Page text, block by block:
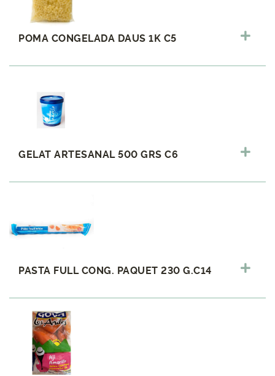
POMA CONGELADA DAUS 1K C5
GELAT ARTESANAL 500 GRS C6
PASTA FULL CONG. PAQUET 230 G.C14